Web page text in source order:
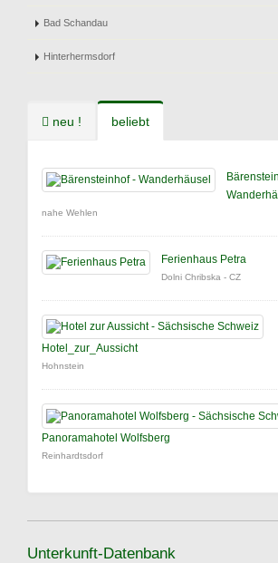
Bad Schandau
Hinterhermsdorf
neu ! beliebt
nahe Wehlen
Ferienhaus Petra
Dolni Chribska - CZ
Hotel_zur_Aussicht
Hohnstein
Panoramahotel Wolfsberg
Reinhardtsdorf
Unterkunft-Datenbank